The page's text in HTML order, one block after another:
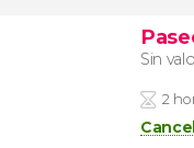
Sin
2